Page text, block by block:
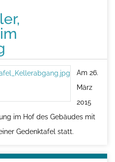
Am 26.
März
2015
im Hof des Gebäudes mit
Gedenktafel statt.